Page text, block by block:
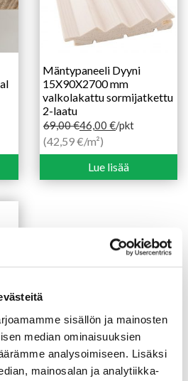
sisällön ja mainosten
median ominaisuuksien
analysoimiseen. Lisäksi
mainosalan ja analytiikka-
Mäntypaneeli Dyyni
15X90X2700 mm
valkolakattu sormijatkettu
2-laatu
69,00€
Alkuperäinen
hinta
69,00 €.
46,00 €
Nykyinen
hinta
46,00 €.
/pkt
(42,59 €/m²)
Lue lisää